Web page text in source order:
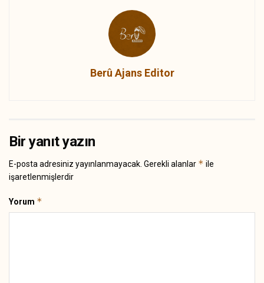
Berû Ajans Editor
Bir yanıt yazın
E-posta adresiniz yayınlanmayacak. Gerekli alanlar * ile
işaretlenmişlerdir
Yorum *